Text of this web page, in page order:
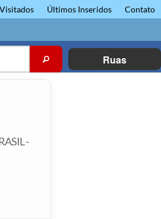
Últimos Inseridos Contato
Ruas
-